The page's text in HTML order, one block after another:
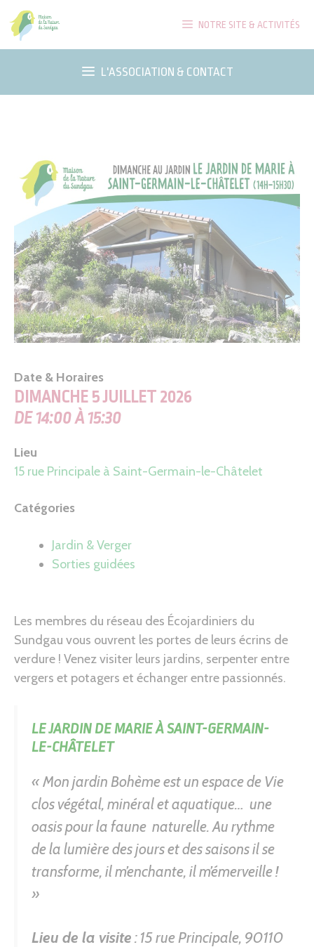
Aller
au
contenu
NOTRE SITE & ACTIVITÉS
L'ASSOCIATION & CONTACT
Date & Horaires
DIMANCHE 5 JUILLET 2026
DE 14:00 À 15:30
Lieu
15 rue Principale à Saint-Germain-le-Châtelet
Catégories
Jardin & Verger
Sorties guidées
Les membres du réseau des Écojardiniers du
Sundgau vous ouvrent les portes de leurs écrins de
verdure ! Venez visiter leurs jardins, serpenter entre
vergers et potagers et échanger entre passionnés.
LE JARDIN DE MARIE ÀSAINT-GERMAIN-
LE-CHÂTELET
« Mon jardin Bohème est un espace de Vie
clos végétal, minéral et aquatique… une
oasis pour la faune naturelle. Au rythme
de la lumière des jours et des saisons il se
transforme, il m’enchante, il m’émerveille !
»
Lieu de la visite: 15 rue Principale, 90110